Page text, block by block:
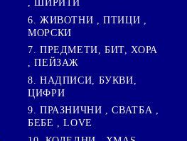
, ШИРИТИ
6. ЖИВОТНИ , ПТИЦИ ,
МОРСКИ
7. ПРЕДМЕТИ, БИТ, ХОРА
, ПЕЙЗАЖ
8. НАДПИСИ, БУКВИ,
ЦИФРИ
9. ПРАЗНИЧНИ , СВАТБА ,
БЕБЕ , LOVE